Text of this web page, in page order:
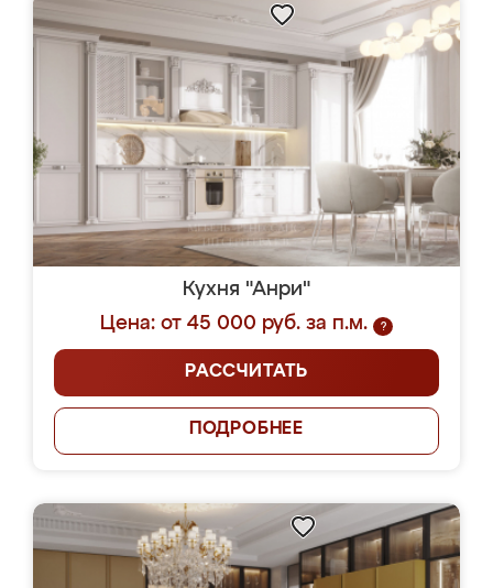
Кухня "Анри"
Цена: от 45 000 руб. за п.м.
?
РАССЧИТАТЬ
ПОДРОБНЕЕ